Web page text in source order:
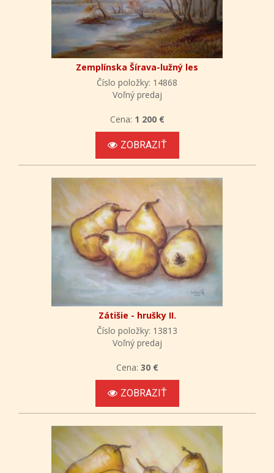
Zemplínska Šírava-lužný les
Číslo položky: 14868
Voľný predaj
Cena: 1 200 €
ZOBRAZIŤ
Zátišie - hrušky II.
Číslo položky: 13813
Voľný predaj
Cena: 30 €
ZOBRAZIŤ